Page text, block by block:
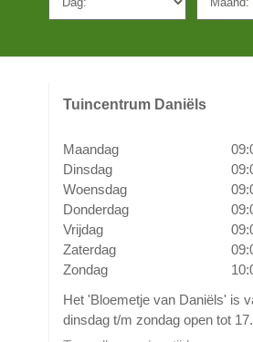
Tuincentrum Daniëls
Maandag
Dinsdag
Woensdag
Donderdag
Vrijdag
Zaterdag
Zondag
Het 'Bloemetje van Daniëls' is
dinsdag t/m zondag open tot